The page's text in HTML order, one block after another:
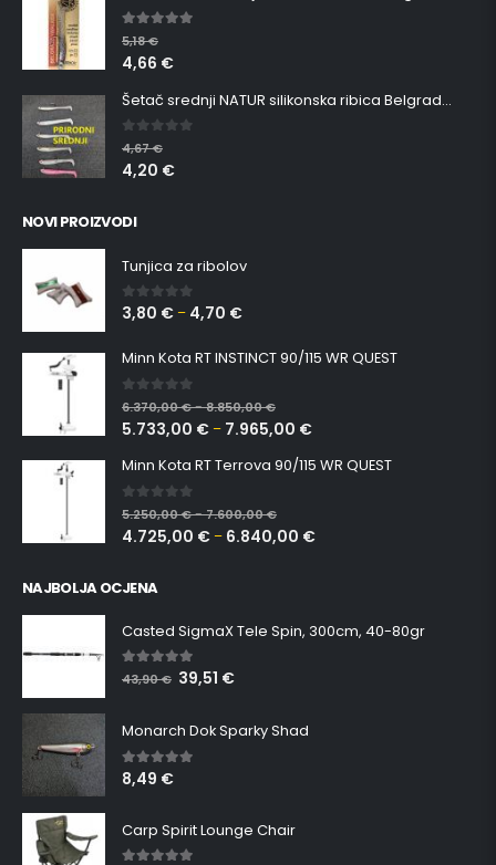
5.00out of 5
5,18€
4,66 €
Šetač srednji NATUR silikonska ribica Belgrade Walker
0 out of 5
4,67€
4,20 €
NOVI PROIZVODI
Tunjica za ribolov
0 out of 5
3,80 € – 4,70 €
Minn Kota RT INSTINCT 90/115 WR QUEST
0 out of 5
6.370,00€–8.850,00€
5.733,00 € – 7.965,00 €
Minn Kota RT Terrova 90/115 WR QUEST
0 out of 5
5.250,00€–7.600,00€
4.725,00 € – 6.840,00 €
NAJBOLJA OCJENA
Casted SigmaX Tele Spin, 300cm, 40-80gr
5.00out of 5
43,90€ 39,51 €
Monarch Dok Sparky Shad
5.00 out of 5
8,49 €
Carp Spirit Lounge Chair